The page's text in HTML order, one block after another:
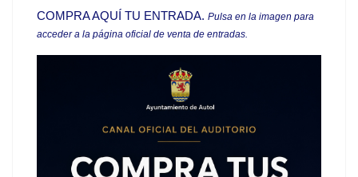
COMPRA AQUÍ TU ENTRADA. Pulsa en la imagen para
acceder a la página oficial de venta de entradas.